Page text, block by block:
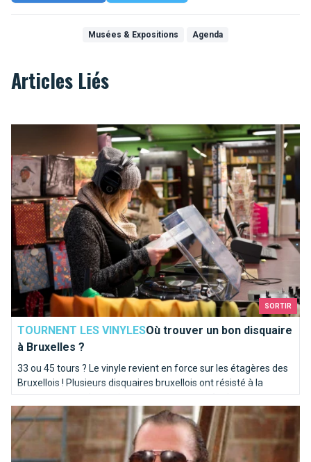
Musées & Expositions Agenda
Articles Liés
SORTIR
TOURNENT LES VINYLESOù trouver un bon disquaire
à Bruxelles ?
33 ou 45 tours ? Le vinyle revient en force sur les étagères des
Bruxellois ! Plusieurs disquaires bruxellois ont résisté à la
concurrence et des petits nouveaux tentent également
l'aventure de la galette noire.
Où trouver un bon disquaire à Bruxelles ?
Quand Bruxelles devient un décor de cinéma…